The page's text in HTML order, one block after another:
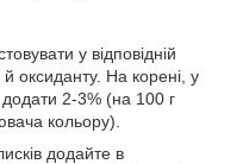
у відповідній
оксиданту. На корені, у
2-3% (на 100 г
кольору).
додайте в